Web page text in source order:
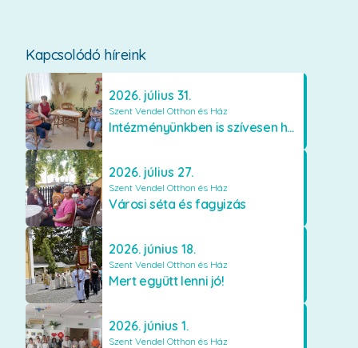
Kapcsolódó híreink
2026. július 31.
Szent Vendel Otthon és Ház
Intézményünkben is szívesen használják a VR szemüveget
2026. július 27.
Szent Vendel Otthon és Ház
Városi séta és fagyizás
2026. június 18.
Szent Vendel Otthon és Ház
Mert együtt lenni jó!
2026. június 1.
Szent Vendel Otthon és Ház